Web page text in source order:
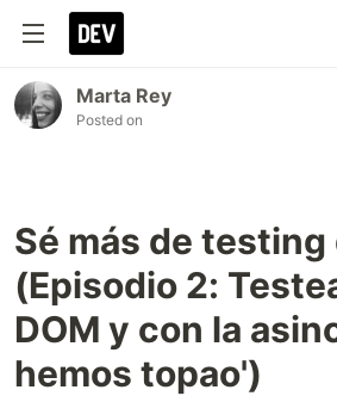
Marta Rey
Posted on
Sé más de testing
(Episodio 2:
DOM y con la
hemos topao')